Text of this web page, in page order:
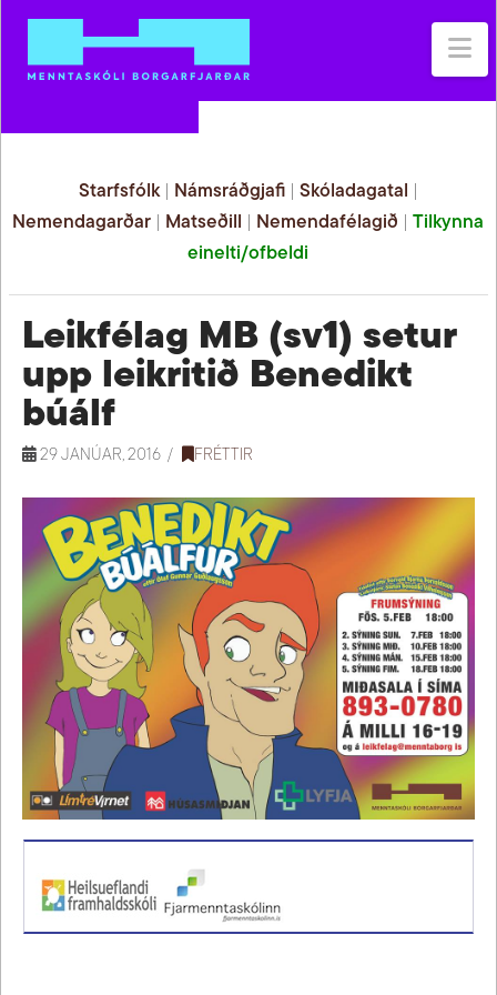
Starfsfólk| Námsráðgjafi| Skóladagatal
Nemendagarðar
Matseðill Nemendafélagið |Tilkynna
einelti/ofbeldi
Leikfélag MB (sv1) setur
upp leikritið Benedikt
búálf
29 JANÚAR, 2016 FRÉTTIR